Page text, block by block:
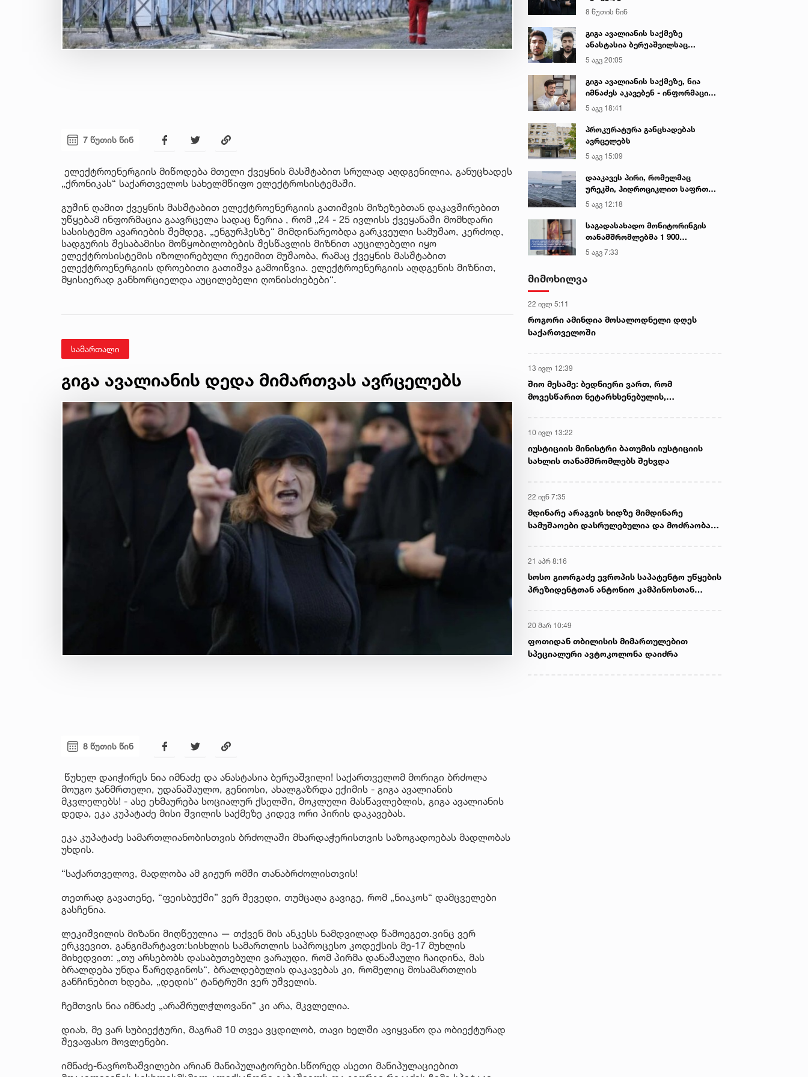
7 წუთის წინ
ელექტროენერგიის მიწოდება მთელი ქვეყნის მასშტაბით სრულად აღდგენილია, განუცხადეს
„ქრონიკას“ საქართველოს სახელმწიფო ელექტროსისტემაში.
გუშინ ღამით ქვეყნის მასშტაბით ელექტროენერგიის გათიშვის მიზეზებთან დაკავშირებით
უწყებამ ინფორმაცია გაავრცელა სადაც წერია , რომ „24 - 25 ივლისს ქვეყანაში მომხდარი
სასისტემო ავარიების შემდეგ, „ენგურჰესზე“ მიმდინარეობდა გარკვეული სამუშაო, კერძოდ,
სადგურის შესაბამისი მოწყობილობების შესწავლის მიზნით აუცილებელი იყო
ელექტროსისტემის იზოლირებული რეჟიმით მუშაობა, რამაც ქვეყნის მასშტაბით
ელექტროენერგიის დროებითი გათიშვა გამოიწვია. ელექტროენერგიის აღდგენის მიზნით,
მყისიერად განხორციელდა აუცილებელი ღონისძიებები“.
სამართალი
გიგა ავალიანის დედა მიმართვას ავრცელებს
8 წუთის წინ
წუხელ დაიჭირეს ნია იმნაძე და ანასტასია ბერუაშვილი! საქართველომ მორიგი ბრძოლა
მოუგო ჯანმრთელი, უდანაშაულო, გენიოსი, ახალგაზრდა ექიმის - გიგა ავალიანის
მკვლელებს! - ასე ეხმაურება სოციალურ ქსელში, მოკლული მასწავლებლის, გიგა ავალიანის
დედა, ეკა კუპატაძე მისი შვილის საქმეზე კიდევ ორი პირის დაკავებას.
ეკა კუპატაძე სამართლიანობისთვის ბრძოლაში მხარდაჭერისთვის საზოგადოებას მადლობას
უხდის.
“საქართველოვ, მადლობა ამ გიჟურ ომში თანაბრძოლისთვის!
თეთრად გავათენე, “ფეისბუქში” ვერ შევედი, თუმცაღა გავიგე, რომ „ნიაკოს“ დამცველები
გასჩენია.
ლეკიშვილის მიზანი მიღწეულია — თქვენ მის ანკესს ნამდვილად წამოეგეთ.ვინც ვერ
ერკვევით, განგიმარტავთ:სისხლის სამართლის საპროცესო კოდექსის მე-17 მუხლის
მიხედვით: „თუ არსებობს დასაბუთებული ვარაუდი, რომ პირმა დანაშაული ჩაიდინა, მას
ბრალდება უნდა წარედგინოს“, ბრალდებულის დაკავებას კი, რომელიც მოსამართლის
განჩინებით ხდება, „დედის“ ტანტრუმი ვერ უშველის.
ჩემთვის ნია იმნაძე „არაშრულჭლოვანი“ კი არა, მკვლელია.
დიახ, მე ვარ სუბიექტური, მაგრამ 10 თვეა ვცდილობ, თავი ხელში ავიყვანო და ობიექტურად
შევაფასო მოვლენები.
იმნაძე-ნავროზაშვილები არიან მანიპულატორები.სწორედ ასეთი მანიპულაციებით
8 წუთის წინ
გიგა ავალიანის საქმეზე
ანასტასია ბერუაშვილსაც
აკავებენ
5 აგვ 20:05
გიგა ავალიანის საქმეზე, ნია
იმნაძეს აკავებენ - ინფორმაციას
ადვოკატი ავრცელებს
5 აგვ 18:41
პროკურატურა განცხადებას
ავრცელებს
5 აგვ 15:09
დააკავეს პირი, რომელმაც
ურეკში, ჰიდროციკლით საფრთხე
შეუქმნა ზღვაში მოქალაქეებს,
სამართალდამცველებს
სიტყვიერი შეურაცხყოფა
მიაყენა
5 აგვ 12:18
საგადასახადო მონიტორინგის
თანამშრომლებმა 1 900
კილოგრამი საქონლის ხორცის
უკანონო ტრანსპორტირების
5 აგვ 7:33
მიმოხილვა
22 ივლ 5:11
როგორი ამინდია მოსალოდნელი დღეს
საქართველოში
13 ივლ 12:39
შიო მესამე: ბედნიერი ვართ, რომ
მოვესწარით ნეტარხსენებულის,
10 ივლ 13:22
იუსტიციის მინისტრი ბათუმის იუსტიციის
სახლის თანამშრომლებს შეხვდა
22 ივნ 7:35
მდინარე არაგვის ხიდზე მიმდინარე
სამუშაოები დასრულებულია და მოძრაობა
21 აპრ 8:16
სოსო გიორგაძე ევროპის საპატენტო უწყების
პრეზიდენტთან ანტონიო კამპინოსთან
20 მარ 10:49
ფოთიდან თბილისის მიმართულებით
სპეციალური ავტოკოლონა დაიძრა